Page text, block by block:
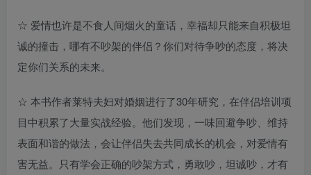
☆ 爱情也许是不食人间烟火的童话，幸福却只能来自积极坦
诚的撞击，哪有不吵架的伴侣？你们对待争吵的态度，将决
定你们关系的未来。
☆ 本书作者莱特夫妇对婚姻进行了30年研究，在伴侣培训项
目中积累了大量实战经验。他们发现，一味回避争吵、维持
表面和谐的做法，会让伴侣失去共同成长的机会，对爱情有
害无益。只有学会正确的吵架方式，勇敢吵，坦诚吵，才有